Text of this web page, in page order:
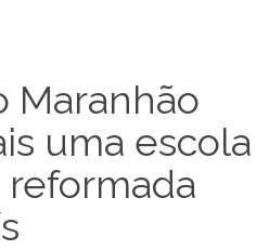
Maranhão
uma escola